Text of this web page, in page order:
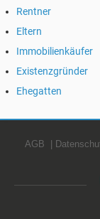
Rentner
Eltern
Immobilienkäufer
Existenzgründer
Ehegatten
AGB